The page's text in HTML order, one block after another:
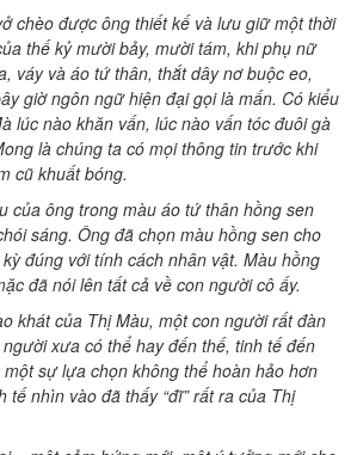
chèo được ông thiết kế và lưu giữ một thời
thế kỷ mười bảy, mười tám, khi phụ nữ
váy và áo tứ thân, thắt dây nơ buộc eo,
giờ ngôn ngữ hiện đại gọi là mấn. Có kiểu
lúc nào khăn vấn, lúc nào vấn tóc đuôi gà
là chúng ta có mọi thông tin trước khi
cũ khuất bóng.
của ông trong màu áo tứ thân hồng sen
sáng. Ông đã chọn màu hồng sen cho
đúng với tính cách nhân vật. Màu hồng
đã nói lên tất cả về con người cô ấy.
khát của Thị Màu, một con người rất đàn
xưa có thể hay đến thế, tinh tế đến
sự lựa chọn không thể hoàn hảo hơn
tế nhìn vào đã thấy “đĩ” rất ra của Thị